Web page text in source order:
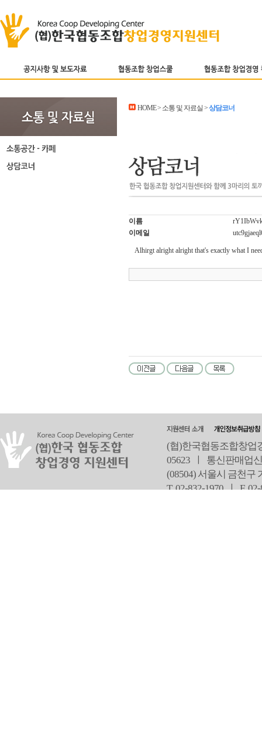
HOME > 소통 및 자료실 >상담코너
이름
이메일
Alhirgt alright alright that's exactly what I
(협)한국협동조합창업
05623 ㅣ 통신판매업
(08504) 서울시 금천구
T 02-832-1970 ㅣF